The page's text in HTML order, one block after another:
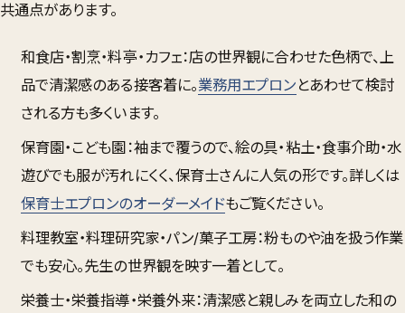
共通点があります。
和食店・割烹・料亭・カフェ：店の世界観に合わせた色柄で、上
品で清潔感のある接客着に。業務用エプロン とあわせて検討
される方も多くいます。
保育園・こども園 ：袖まで覆うので、絵の具・粘土・食事介助・水
遊びでも服が汚れにくく、保育士さんに人気の形です。詳しくは
保育士エプロンのオーダーメイドもご覧ください。
料理教室・料理研究家・パン/菓子工房：粉ものや油を扱う作業
でも安心。先生の世界観を映す一着として。
栄養士・栄養指導・栄養外来：清潔感と親しみを両立した和の